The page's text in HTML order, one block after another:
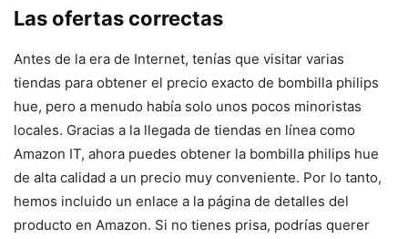
Las ofertas correctas
Antes de la era de Internet, tenías que visitar varias
tiendas para obtener el precio exacto de bombilla philips
hue, pero a menudo había solo unos pocos minoristas
locales. Gracias a la llegada de tiendas en línea como
Amazon IT, ahora puedes obtener la bombilla philips hue
de alta calidad a un precio muy conveniente. Por lo tanto,
hemos incluido un enlace a la página de detalles del
producto en Amazon. Si no tienes prisa, podrías querer